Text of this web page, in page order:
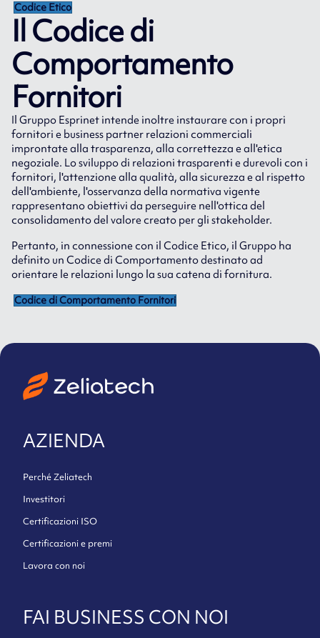
Codice Etico
Il Codice di
Comportamento
Fornitori
Il Gruppo Esprinet intende inoltre instaurare con i propri
fornitori e business partner relazioni commerciali
improntate alla trasparenza, alla correttezza e all'etica
negoziale. Lo sviluppo di relazioni trasparenti e durevoli con i
fornitori, l'attenzione alla qualità, alla sicurezza e al rispetto
dell'ambiente, l'osservanza della normativa vigente
rappresentano obiettivi da perseguire nell'ottica del
consolidamento del valore creato per gli stakeholder.
Pertanto, in connessione con il Codice Etico, il Gruppo ha
definito un Codice di Comportamento destinato ad
orientare le relazioni lungo la sua catena di fornitura.
Codice di Comportamento Fornitori
AZIENDA
Perché Zeliatech
Investitori
Certificazioni ISO
Certificazioni e premi
Lavora con noi
FAI BUSINESS CON NOI